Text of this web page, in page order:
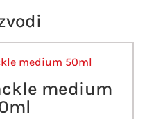
medium